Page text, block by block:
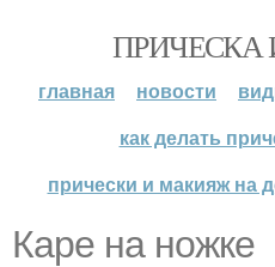
главная новости
как делать
прически и макияж на
Каре на ножке